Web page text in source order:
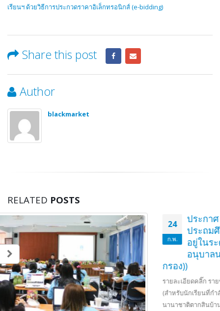
เรียนฯ ด้วยวิธีการประกวดราคาอิเล็กทรอนิกส์ (e-bidding)
Share this post
Author
blackmarket
RELATED POSTS
24
ก.พ.
ประกาศ รายชื่อผู้มีสิทธิ์เข้าเรียนในระดับชั้น
ประถมศึกษาปีที่ 1 (สำหรับนักเรียนที่กำลังศึกษา
อยู่ในระดับชั้นอนุบาลปีที่ 3 ของโรงเรียน
อนุบาลนานาชาติตากสินบ้านค่าย (วัดหวาย
กรอง))
รายละเอียดคลิ๊ก รายชื่อผู้มีสิทธิ์เข้าเรียนในระดับชั้นประถมศึกษาปีที่ 1
(สำหรับนักเรียนที่กำลังศึกษาอยู่ในระดับชั้นอนุบาลปีที่ 3 ของโรงเรียนอนุบาล
นานาชาติตากสินบ้านค่าย (วัดหวายกรอง))read more